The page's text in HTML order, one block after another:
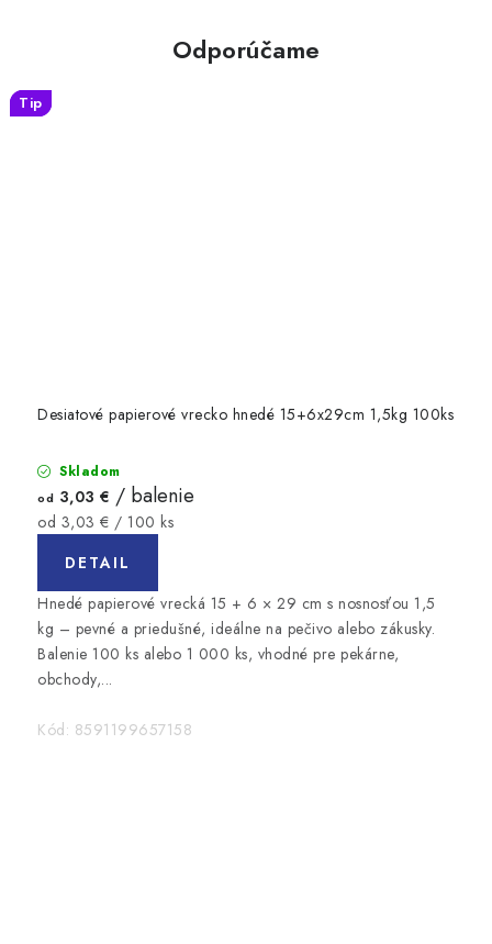
Odporúčame
Desiatové papierové vrecko hnedé 15+6x29cm 1,5kg 100ks
Skladom
od 3,03 € / balenie
Jednotková
od 3,03 € / 100 ks
DETAIL
Hnedé papierové vrecká 15 + 6 × 29 cm s nosnosťou 1,5
kg – pevné a priedušné, ideálne na pečivo alebo zákusky.
Balenie 100 ks alebo 1 000 ks, vhodné pre pekárne,
obchody,...
Kód: 8591199657158
Tip
Tip
Tip